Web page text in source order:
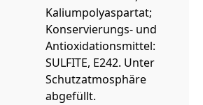
Kaliumpolyaspartat;
Konservierungs- und
Antioxidationsmittel:
SULFITE, E242. Unter
Schutzatmosphäre
abgefüllt.